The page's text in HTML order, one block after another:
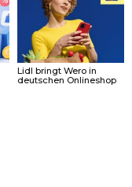
Lidl bringt Wero in
deutschen Onlineshop